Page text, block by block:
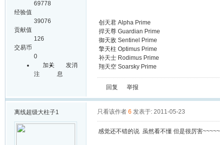
69778
经验值
39076
贡献值
126
交易币
0
加关
注
发消
息
创天君 Alpha Prime
捍天尊 Guardian Prime
御天敌 Sentinel Prime
擎天柱 Optimus Prime
补天士 Rodimus Prime
翔天空 Soarsky Prime
回复 举报
离线超级大柱子1 只看该作者 6 发表于: 2011-05-23
感觉还不错的说 虽然看不懂 但是很厉害